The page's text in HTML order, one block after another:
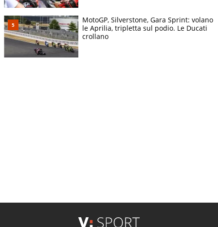
MotoGP, Silverstone, Gara Sprint: volano
le Aprilia, tripletta sul podio. Le Ducati
crollano